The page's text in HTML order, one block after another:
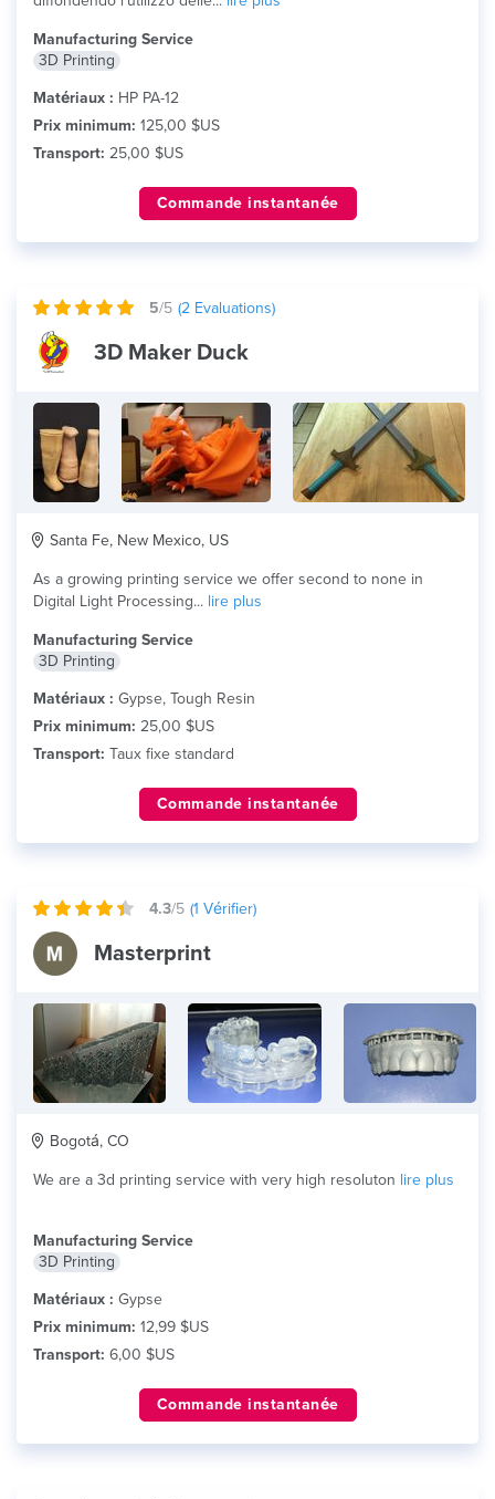
Manufacturing Service
3D Printing
Matériaux : HP PA-12
Prix minimum: 125,00 $US
Transport: 25,00 $US
Commande instantanée
5/5 (2 Evaluations)
3D Maker Duck
Santa Fe, New Mexico, US
As a growing printing service we offer second to none in
Digital Light Processing... lire plus
Manufacturing Service
3D Printing
Matériaux : Gypse, Tough Resin
Prix minimum: 25,00 $US
Transport: Taux fixe standard
Commande instantanée
4.3/5 (1 Vérifier)
Masterprint
Bogotá, CO
We are a 3d printing service with very high resoluton lire plus
Manufacturing Service
3D Printing
Matériaux : Gypse
Prix minimum: 12,99 $US
Transport: 6,00 $US
Commande instantanée